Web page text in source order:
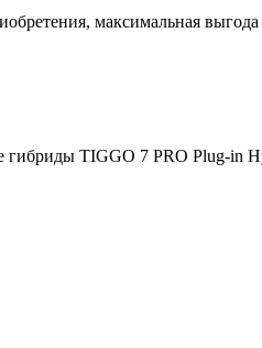
максимальная выгода
гибриды TIGGO 7 PRO Plug-in